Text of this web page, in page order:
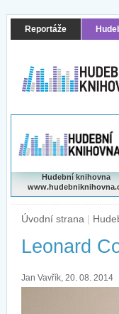
Reportáže
Hudební knihovna
Úvodní strana |
Leonard
Jan Vavřík, 20. 08. 2014